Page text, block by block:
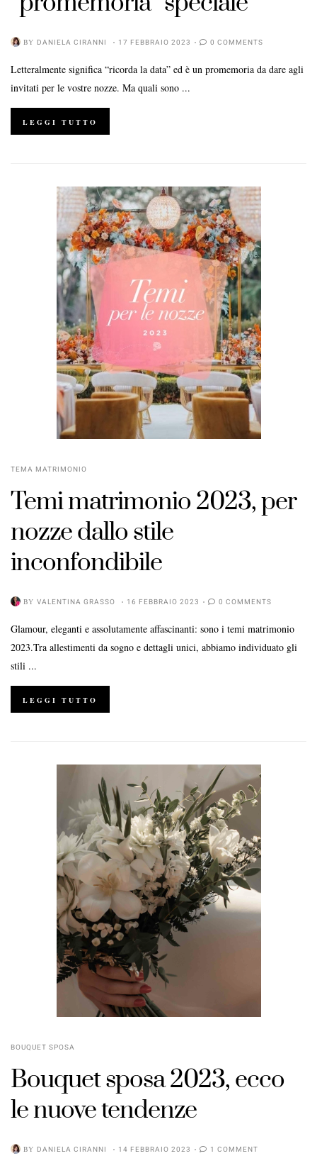
BY DANIELA CIRANNI 17 FEBBRAIO 2023 0 COMMENTS
Letteralmente significa “ricorda la data” ed è un promemoria da dare agli
invitati per le vostre nozze. Ma quali sono ...
LEGGI TUTTO
TEMA MATRIMONIO
Temi matrimonio 2023, per
nozze dallo stile
inconfondibile
BY VALENTINA GRASSO 16 FEBBRAIO 2023 0 COMMENTS
Glamour, eleganti e assolutamente affascinanti: sono i temi matrimonio
2023.Tra allestimenti da sogno e dettagli unici, abbiamo individuato gli
stili ...
LEGGI TUTTO
BOUQUET SPOSA
Bouquet sposa 2023, ecco
le nuove tendenze
BY DANIELA CIRANNI 14 FEBBRAIO 2023 1 COMMENT